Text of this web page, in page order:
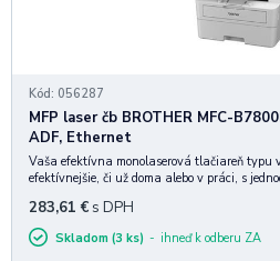
Kód: 056287
MFP laser čb BROTHER MFC-
ADF, Ethernet
Vaša efektívna monolaserová tlačiareň typu
efektívnejšie, či už doma alebo v práci, s
duplex, vysokú rýchlosť skenovania,
283,61 € s DPH
Skladom (3 ks) ihneď k odberu ZA